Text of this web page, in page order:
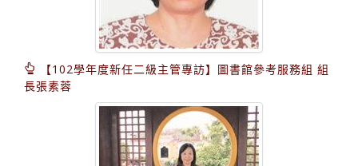
【102學年度新任二級主管專訪】圖書館參考服務組 組
長張素蓉